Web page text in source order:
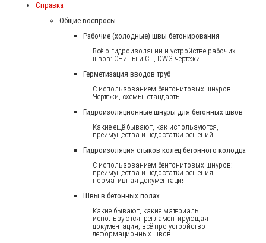
Справка
Общие воспросы
Рабочие (холодные) швы бетонирования
Всё о гидроизоляции и устройстве рабочих
швов: СНиПы и СП, DWG чертежи
Герметизация вводов труб
С использованием бентонитовых шнуров.
Чертежи, схемы, стандарты
Гидроизоляционные шнуры для бетонных швов
Какие ещё бывают, как используются,
преимущества и недостатки решений
Гидроизоляция стыков колец бетонного колодца
С использованием бентонитовых шнуров:
преимущества и недостатки решения,
нормативная документация
Швы в бетонных полах
Какие бывают, какие материалы
используются, регламентирующая
документация, всё про устройство
деформационных швов